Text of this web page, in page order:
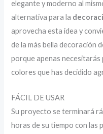
elegante y moderno al
alternativa para la
aprovecha esta idea y
de la más bella decoración
porque apenas
colores que has decidido
FÁCIL DE USAR
Su proyecto se terminará
horas de su tiempo con las